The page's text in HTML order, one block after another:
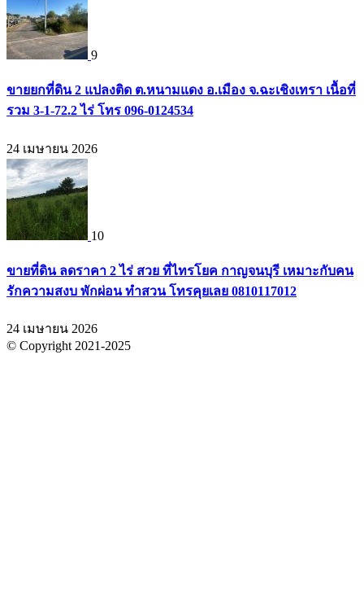
9
ขายยกที่ดิน 2 แปลงติด ต.หนามแดง อ.เมือง จ.ฉะเชิงเทรา เนื้อที่
รวม 3-1-72.2 ไร่ โทร 096-0124534
24 เมษายน 2026
10
ขายที่ดิน ลดราคา 2 ไร่ สวย ที่ไทรโยค กาญจนบุรี เหมาะกับคน
รักความสงบ พักผ่อน ทำสวน โทรคุยเลย 0810117012
24 เมษายน 2026
© Copyright 2021-2025